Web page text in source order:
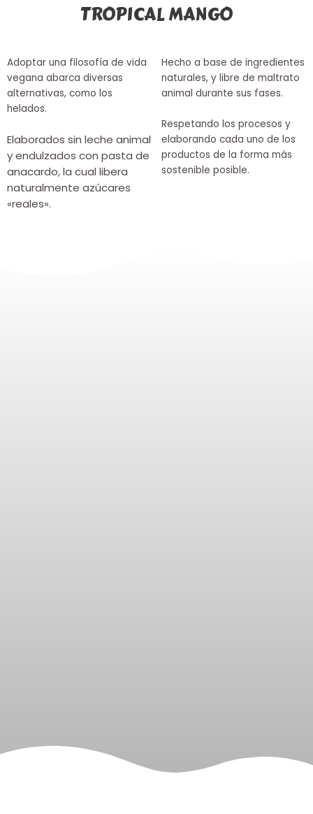
TROPICAL MANGO
Adoptar una filosofía de vida
vegana abarca diversas
alternativas, como los
helados.
Elaborados sin leche animal
y endulzados con pasta de
anacardo, la cual libera
naturalmente azúcares
«reales».
Hecho a base de ingredientes
naturales, y libre de maltrato
animal durante sus fases.
Respetando los procesos y
elaborando cada uno de los
productos de la forma más
sostenible posible.